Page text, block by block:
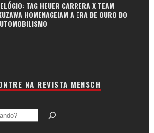
TAG HEUER CARRERA X TEAM
HOMENAGEIAM A ERA DE OURO DO
NA REVISTA MENSCH